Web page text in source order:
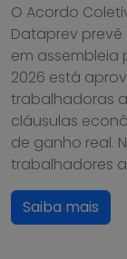
O Acordo
Dataprev
em assembleia
2026 está
trabalhadoras
cláusulas
de ganho real.
trabalhadores
Saiba mais